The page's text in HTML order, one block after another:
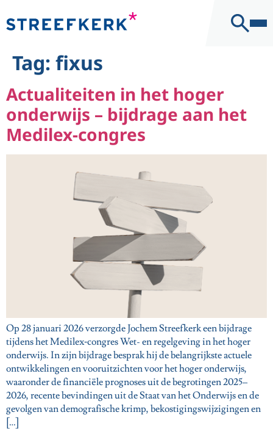
Contact
Tag: fixus
Actualiteiten in het hoger
onderwijs – bijdrage aan het
Medilex-congres
Op 28 januari 2026 verzorgde Jochem Streefkerk een bijdrage
tijdens het Medilex‑congres Wet- en regelgeving in het hoger
onderwijs. In zijn bijdrage besprak hij de belangrijkste actuele
ontwikkelingen en vooruitzichten voor het hoger onderwijs,
waaronder de financiële prognoses uit de begrotingen 2025–
2026, recente bevindingen uit de Staat van het Onderwijs en de
gevolgen van demografische krimp, bekostigingswijzigingen en
[…]